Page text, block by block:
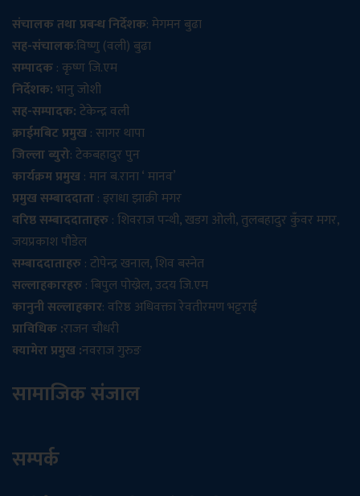
संचालक तथा प्रबन्ध निर्देशक: मेगमन बुढा
सह-संचालक:विष्णु (वली) बुढा
सम्पादक: कृष्ण जि.एम
निर्देशक:भानु जोशी
सह-सम्पादक:टेकेन्द्र वली
क्राईमबिट प्रमुख: सागर थापा
जिल्ला ब्युरो: टेकबहादुर पुन
कार्यक्रम प्रमुख: मान ब.राना ‘ मानव’
प्रमुख सम्बाददाता: इराधा झाक्री मगर
वरिष्ठ सम्बाददाताहरु: शिवराज पन्थी, खडग ओली, तुलबहादुर कुँवर मगर,
जयप्रकाश पौडेल
सम्बाददाताहरु: टोपेन्द्र खनाल, शिव बस्नेत
सल्लाहकारहरु: बिपुल पोख्रेल, उदय जि.एम
कानुनी सल्लाहकार: वरिष्ठ अधिवक्ता रेवतीरमण भट्टराई
प्राविधिक :राजन चौधरी
क्यामेरा प्रमुख :नवराज गुरुङ
सामाजिक संजाल
सम्पर्क